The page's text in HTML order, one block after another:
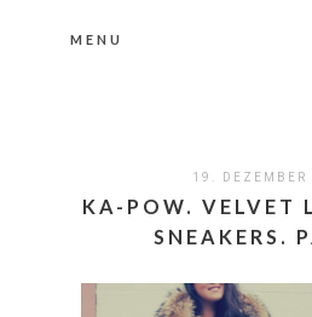
MENU
19. DEZEMBER
KA-POW. VELVET
SNEAKERS.